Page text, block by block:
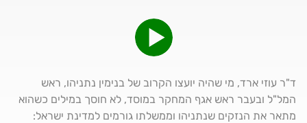
ד"ר עוזי ארד, מי שהיה יועצו הקרוב של בנימין נתניהו, ראש
המל"ל ובעבר ראש אגף המחקר במוסד, לא חוסך במילים כשהוא
מתאר את הנזקים שנתניהו וממשלתו גורמים למדינת ישראל: